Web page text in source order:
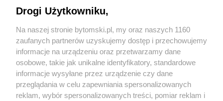
Wydawca mediów lokalnych
Drogi Użytkowniku,
Na naszej stronie bytomski.pl, my oraz naszych 1160
zaufanych partnerów uzyskujemy dostęp i przechowujemy
informacje na urządzeniu oraz przetwarzamy dane
osobowe, takie jak unikalne identyfikatory, standardowe
informacje wysyłane przez urządzenie czy dane
przeglądania w celu zapewniania spersonalizowanych
reklam, wybór spersonalizowanych treści, pomiar reklam i